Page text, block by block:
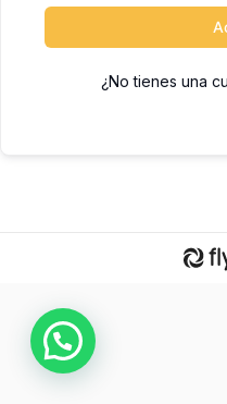
¿No tienes una